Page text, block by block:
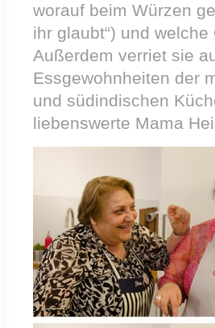
worauf beim Würzen
ihr glaubt“) und
Außerdem verriet sie
Essgewohnheiten der
und südindischen
liebenswerte Mama